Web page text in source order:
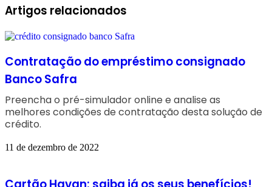
Facebook
Linkedin
WhatsApp
Telegram
Artigos relacionados
Contratação do empréstimo consignado
Banco Safra
Preencha o pré-simulador online e analise as
melhores condições de contratação desta solução de
crédito.
11 de dezembro de 2022